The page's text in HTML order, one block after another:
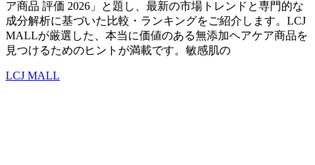
ア商品 評価 2026」と題し、最新の市場トレンドと専門的な
成分解析に基づいた比較・ランキングをご紹介します。LCJ
MALLが厳選した、本当に価値のある無添加ヘアケア商品を
見つけるためのヒントが満載です。敏感肌の
LCJ MALL